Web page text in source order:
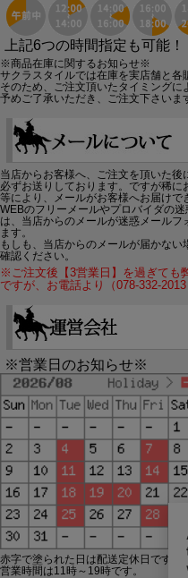
上記6つの時間指定も可能！
※商品在庫に関するお知らせ※
サクラスタイルでは在庫を実店舗と各
そのため、ご注文頂いたタイミングに
予めご了承いただき、ご注文下さいま
当店からお客様へ、ご注文を頂いた
必ずお送りしております。ですが稀
等により、メールがお客様へお届けで
WEBのフリーメールやプロバイダの
は、当店からのメールが迷惑メール
ます。
もしも、当店からのメールが届かな
確認ください。
※ご注文後【3営業日】を過ぎても
ですが、お電話より（078-332-
※営業日のお知らせ※
赤字で塗られた日は配送定休日です。
営業時間は11時～19時です。